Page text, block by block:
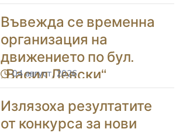
Въвежда се временна
организация на
движението по бул.
„Васил Левски“
icon
04 август, 2026
Излязоха резултатите
от конкурса за нови